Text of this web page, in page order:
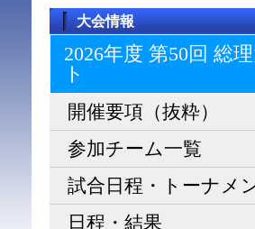
大会情報
2026年度 第50回 総
ト
開催要項（抜粋）
参加チーム一覧
試合日程・トーナメ
日程・結果